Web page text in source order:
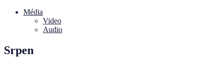
Média
Video
Audio
Srpen